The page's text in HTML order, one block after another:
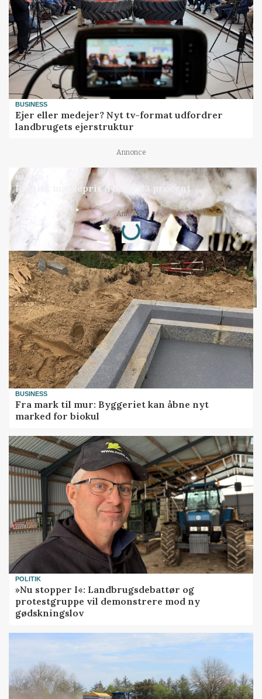
BUSINESS
Ejer eller medejer? Nyt tv-format udfordrer
landbrugets ejerstruktur
Annonce
MARKED
Russisk mælkepris dykker 23 procent
Annonce
Loading...
BUSINESS
Fra mark til mur: Byggeriet kan åbne nyt
marked for biokul
POLITIK
»Nu stopper I«: Landbrugsdebattør og
protestgruppe vil demonstrere mod ny
gødskningslov